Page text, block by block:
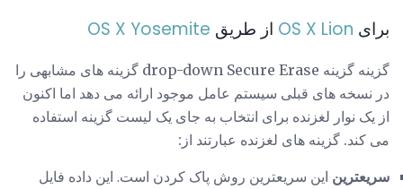
برای OS X Lion از طریق OS X Yosemite
گزینه گزینه drop-down Secure Erase گزینه های مشابهی را
در نسخه های قبلی سیستم عامل موجود ارائه می دهد اما اکنون
از یک نوار لغزنده برای انتخاب به جای یک لیست گزینه استفاده
می کند. گزینه های لغزنده عبارتند از:
سریعترین این سریعترین روش پاک کردن است. این داده فایل